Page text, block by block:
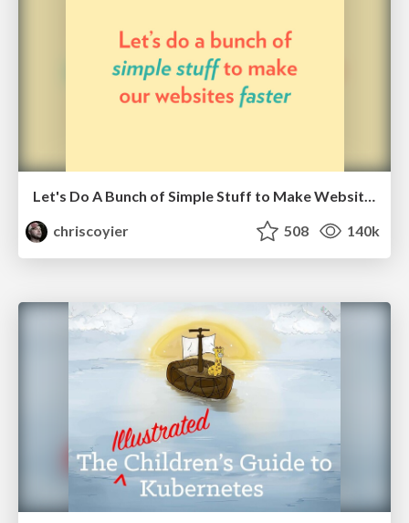
Let's Do A Bunch of Simple Stuff to Make Websites Faster
chriscoyier
508 140k